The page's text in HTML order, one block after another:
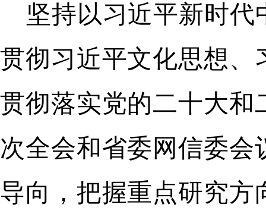
坚持以习近平新时
贯彻习近平文化思想、
贯彻落实党的二十大和
次全会和省委网信委
导向，把握重点研究